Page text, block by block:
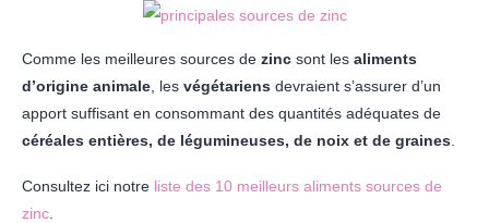
Comme les meilleures sources de zinc sont les aliments
d’origine animale , les végétariens devraient s’assurer d’un
apport suffisant en consommant des quantités adéquates de
céréales entières, de légumineuses, de noix et de graines
Consultez ici notre liste des 10 meilleurs aliments sources de
zinc